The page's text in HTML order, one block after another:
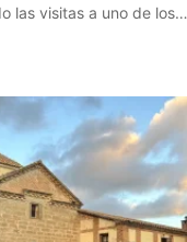
las visitas a uno de los…